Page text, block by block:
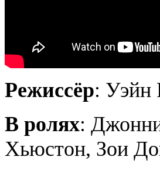
Режиссёр: Уэйн
В ролях:
Хьюстон, Зои